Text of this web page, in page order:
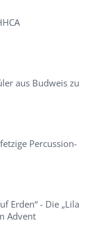
aus Budweis zu
Percussion-
Erden“ - Die „Lila
Advent